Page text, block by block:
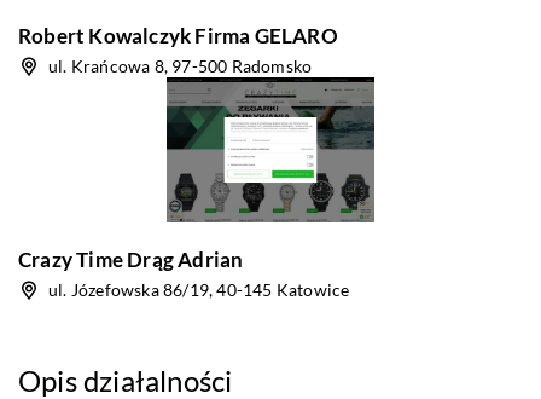
Robert Kowalczyk Firma GELARO
ul. Krańcowa 8, 97-500 Radomsko
Crazy Time Drąg Adrian
ul. Józefowska 86/19, 40-145 Katowice
Opis działalności